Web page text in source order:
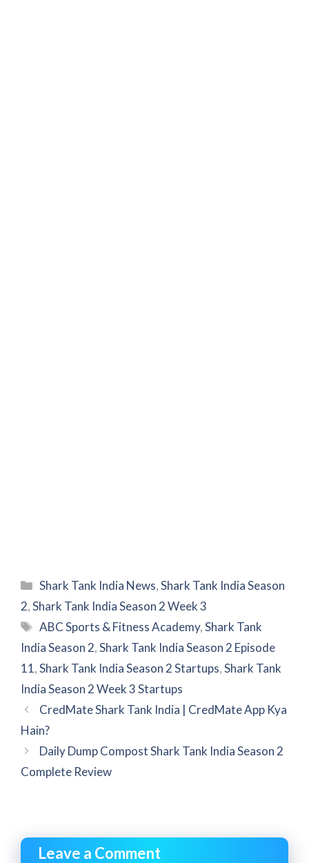
Categories
Shark Tank India News,Shark Tank India Season
2,Shark Tank India Season 2 Week 3
Tags
ABC Sports & Fitness Academy,Shark Tank
India Season 2,Shark Tank India Season 2 Episode
11,Shark Tank India Season 2 Startups,Shark Tank
India Season 2 Week 3 Startups
CredMate Shark Tank India | CredMate App Kya
Hain?
Daily Dump Compost Shark Tank India Season 2
Complete Review
Leave a Comment